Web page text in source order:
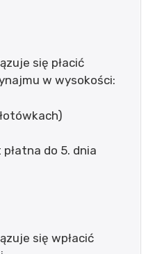
się płacić
w wysokości:
do 5. dnia
się wpłacić